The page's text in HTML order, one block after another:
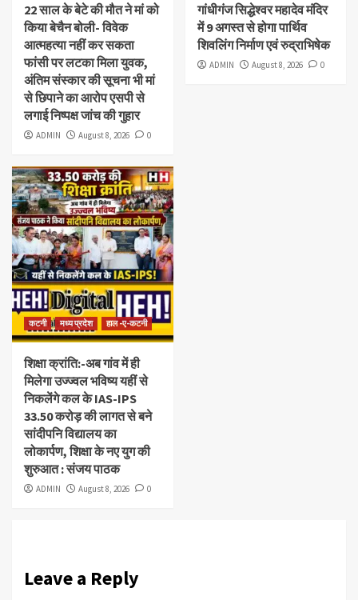
22 साल के बेटे की मौत ने मां को
किया बेचैन बोली- विवेक
आत्महत्या नहीं कर सकता
फांसी पर लटका मिला युवक,
अंतिम संस्कार की सूचना भी मां
से छिपाने का आरोप एसपी से
लगाई निष्पक्ष जांच की गुहार
ADMIN August 8, 2026 0
गांधीगंज सिद्धेश्वर महादेव मंदिर
में 9 अगस्त से होगा पार्थिव
शिवलिंग निर्माण एवं रुद्राभिषेक
ADMIN August 8, 2026 0
कटनी मध्य प्रदेश हाल -ए-कटनी
शिक्षा क्रांति:-अब गांव में ही
मिलेगा उज्ज्वल भविष्य यहीं से
निकलेंगे कल के IAS-IPS
33.50 करोड़ की लागत से बने
सांदीपनि विद्यालय का
लोकार्पण, शिक्षा के नए युग की
शुरुआत : संजय पाठक
ADMIN August 8, 2026 0
Leave a Reply